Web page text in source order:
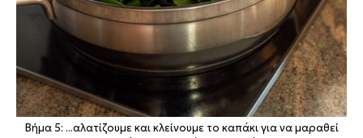
Βήμα 5: ...αλατίζουμε και κλείνουμε το καπάκι για να μαραθεί